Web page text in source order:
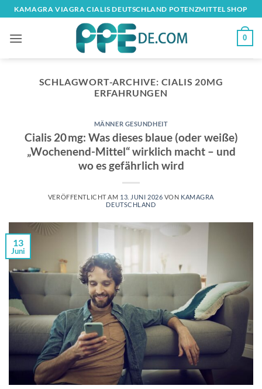
Zum
Inhalt
springen
KAMAGRA VIAGRA​ CIALIS DEUTSCHLAND POTENZMITTEL SHOP​
0
SCHLAGWORT-ARCHIVE: CIALIS 20MG
ERFAHRUNGEN
MÄNNER GESUNDHEIT
Cialis 20 mg: Was dieses blaue (oder weiße)
„Wochenend-Mittel“ wirklich macht – und
wo es gefährlich wird
VERÖFFENTLICHT AM 13. JUNI 2026 VON KAMAGRA
DEUTSCHLAND
13
Juni